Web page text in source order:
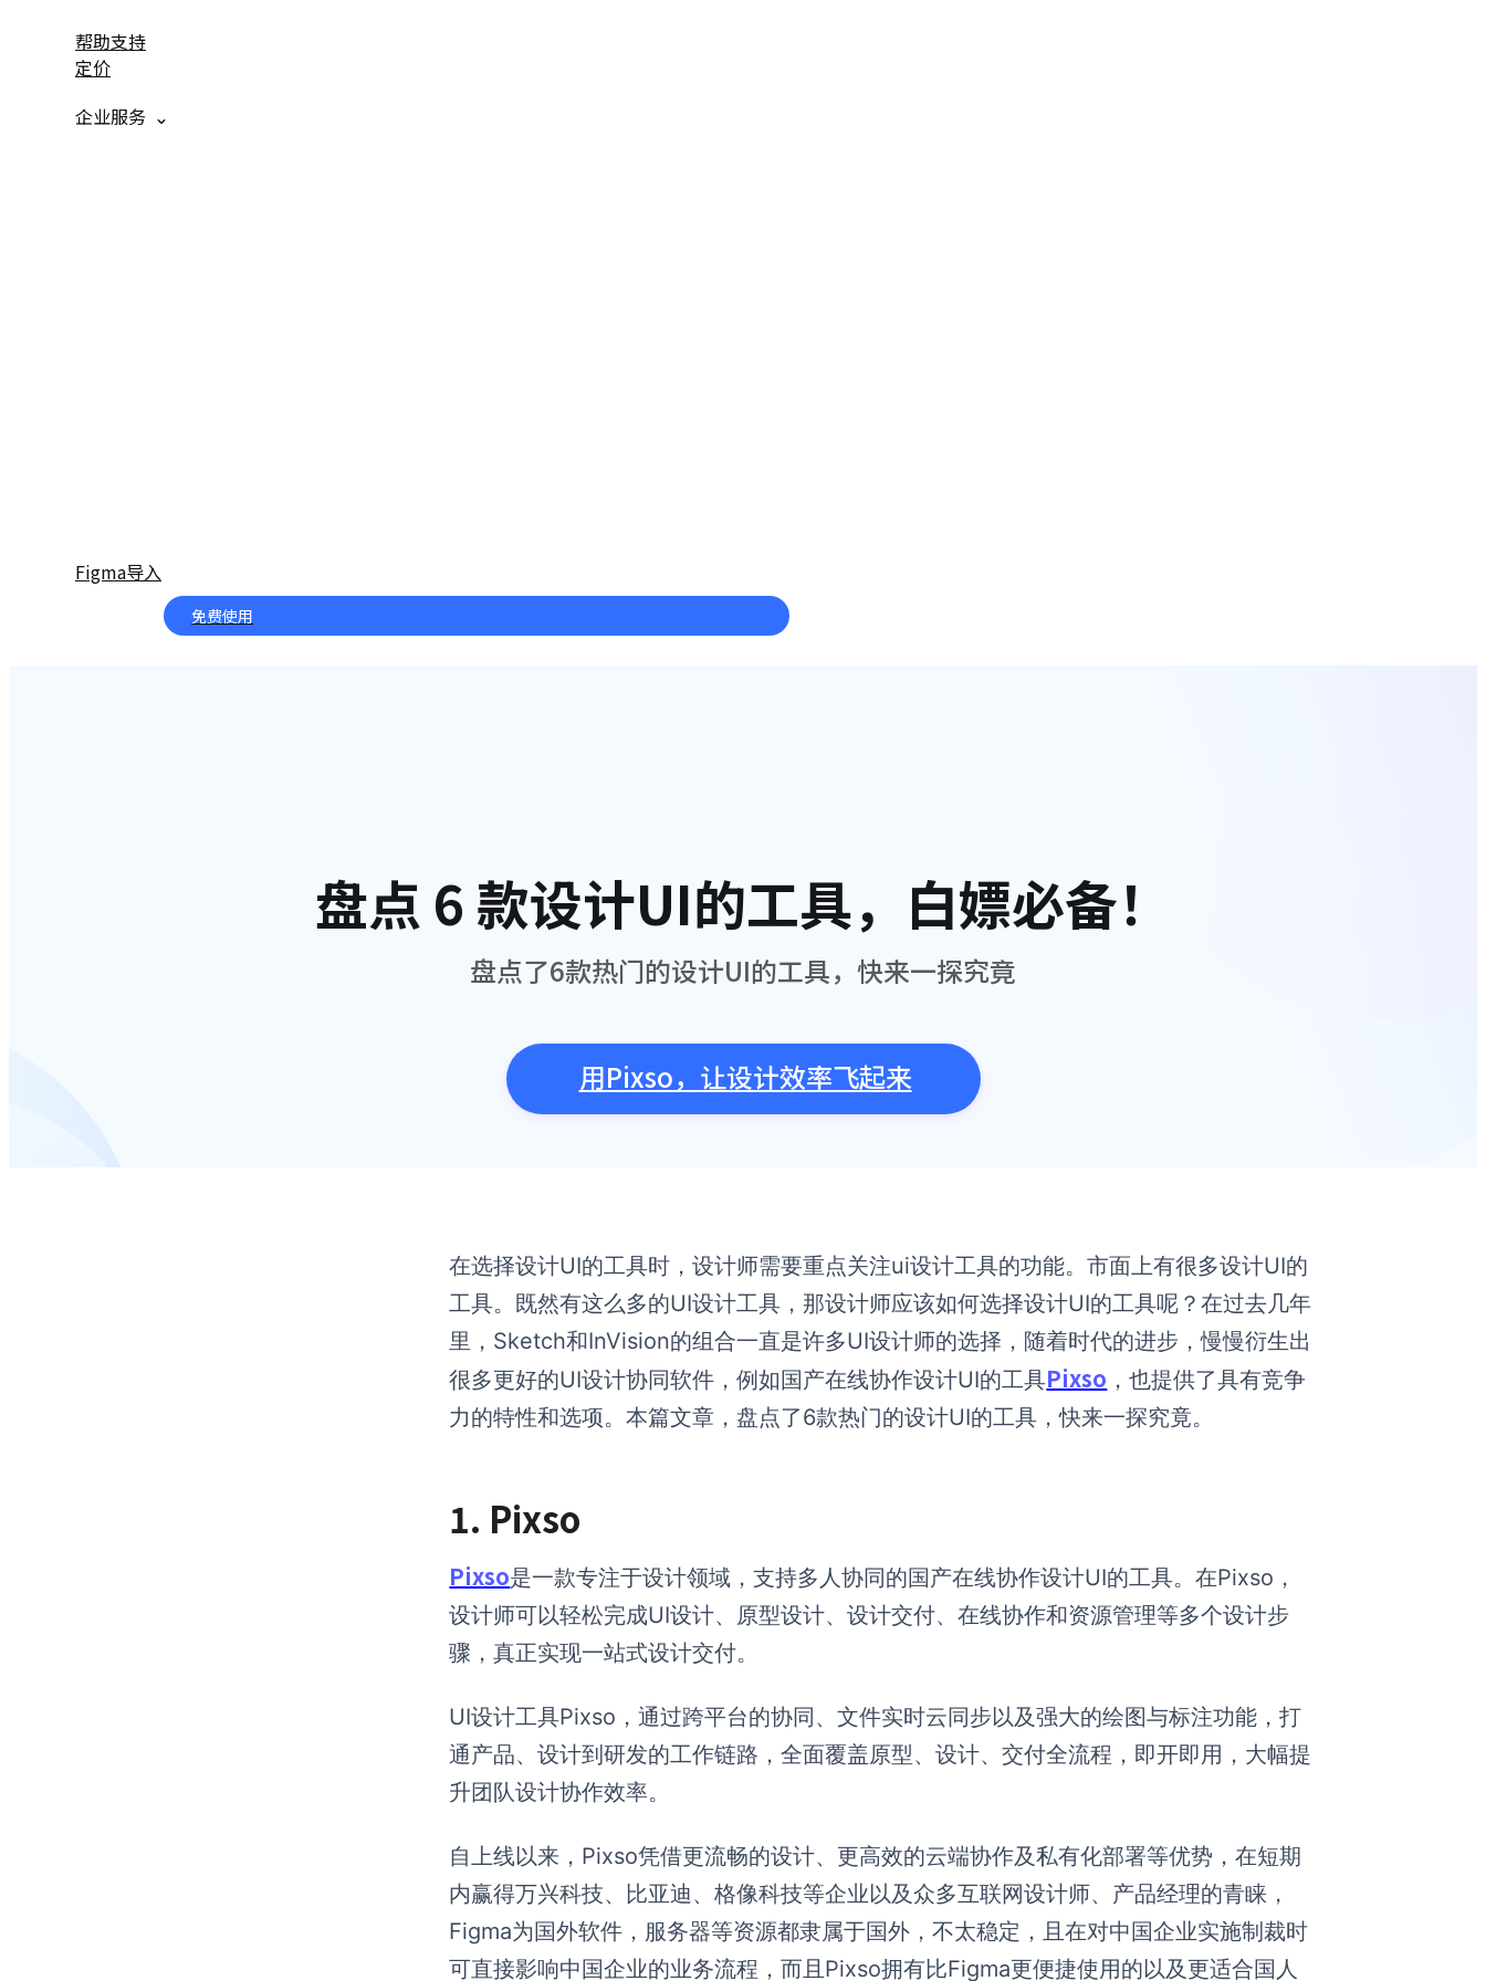
帮助支持
定价
企业服务
Figma导入
免费使用
盘点 6 款设计UI的工具，白嫖必备！
盘点了6款热门的设计UI的工具，快来一探究竟
用Pixso，让设计效率飞起来
在选择设计UI的工具时，设计师需要重点关注ui设计工具的功能。市面上有很多设计UI的
工具。既然有这么多的UI设计工具，那设计师应该如何选择设计UI的工具呢？在过去几年
里，Sketch和InVision的组合一直是许多UI设计师的选择，随着时代的进步，慢慢衍生出
很多更好的UI设计协同软件，例如国产在线协作设计UI的工具Pixso ，也提供了具有竞争
力的特性和选项。本篇文章，盘点了6款热门的设计UI的工具，快来一探究竟。
1. Pixso
Pixso是一款专注于设计领域，支持多人协同的国产在线协作设计UI的工具。在Pixso，
设计师可以轻松完成UI设计、原型设计、设计交付、在线协作和资源管理等多个设计步
骤，真正实现一站式设计交付。
UI设计工具Pixso，通过跨平台的协同、文件实时云同步以及强大的绘图与标注功能，打
通产品、设计到研发的工作链路，全面覆盖原型、设计、交付全流程，即开即用，大幅提
升团队设计协作效率。
自上线以来，Pixso凭借更流畅的设计、更高效的云端协作及私有化部署等优势，在短期
内赢得万兴科技、比亚迪、格像科技等企业以及众多互联网设计师、产品经理的青睐，
Figma为国外软件，服务器等资源都隶属于国外，不太稳定，且在对中国企业实施制裁时
可直接影响中国企业的业务流程，而且Pixso拥有比Figma更便捷使用的以及更适合国人